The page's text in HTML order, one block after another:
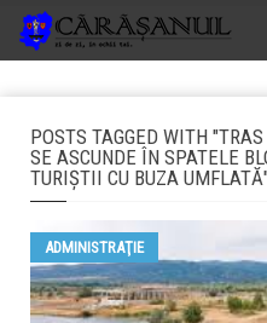
POSTS TAGGED WITH
SE ASCUNDE ÎN SPATELE
TURIȘTII CU BUZA
ADMINISTRAŢIE